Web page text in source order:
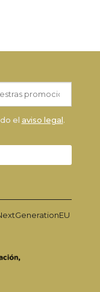
el aviso legal.